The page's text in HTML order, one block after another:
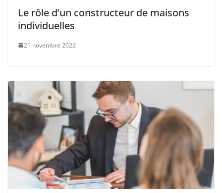
Le rôle d’un constructeur de maisons
individuelles
21 novembre 2022